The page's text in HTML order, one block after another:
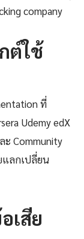
company
ต์ใช้
ที่
Udemy edX
Community
แลกเปลี่ยน
เสีย